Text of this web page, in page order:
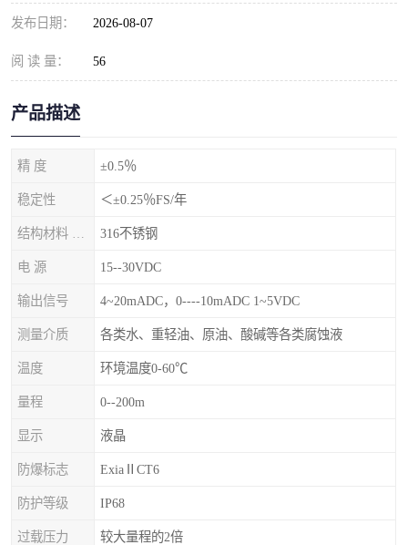
发布日期： 2026-08-07
阅 读 量： 56
产品描述
精 度 ±0.5％
稳定性 ＜±0.25％FS/年
316不锈钢
电 源 15--30VDC
输出信号 4~20mADC，0----10mADC 1~5VDC
测量介质 各类水、重轻油、原油、酸碱等各类腐蚀液
温度 环境温度0-60℃
量程 0--200m
显示 液晶
防爆标志 ExiaⅡCT6
防护等级 IP68
过载压力 较大量程的2倍